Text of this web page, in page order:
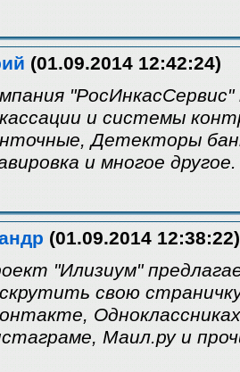
(01.09.2014 12:42:24)
и системы
Детекторы
и многое другое.
(01.09.2014 12:38:22)
"Илизиум"
свою
Маил.ру и